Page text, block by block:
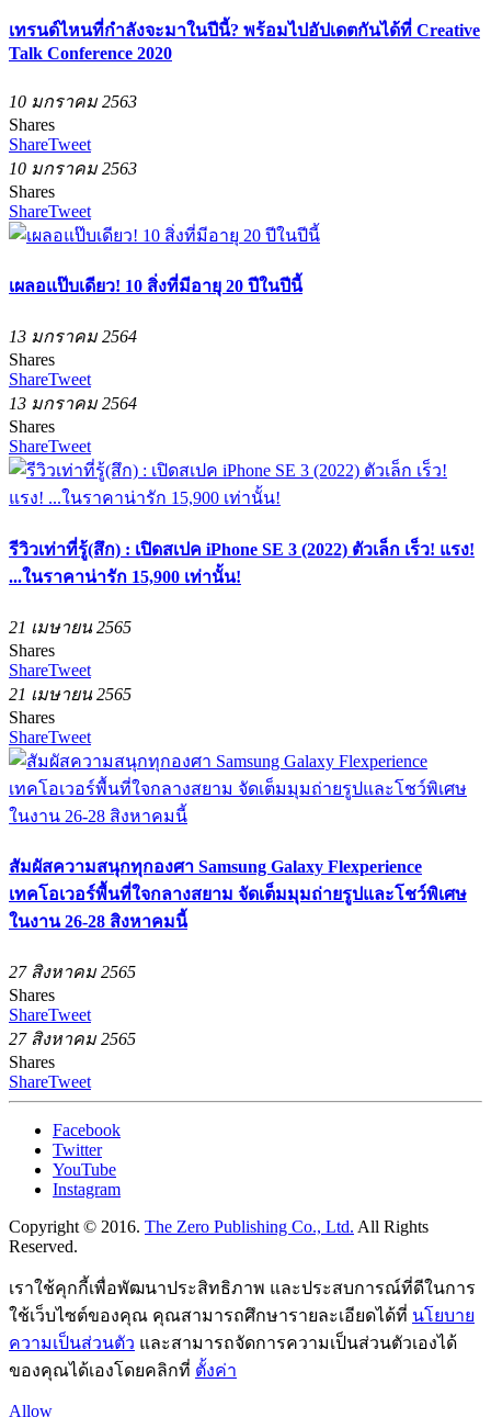
เทรนด์ไหนที่กำลังจะมาในปีนี้? พร้อมไปอัปเดตกันได้ที่ Creative
Talk Conference 2020
10 มกราคม 2563
Shares
ShareTweet
10 มกราคม 2563
Shares
ShareTweet
เผลอแป๊บเดียว! 10 สิ่งที่มีอายุ 20 ปีในปีนี้
13 มกราคม 2564
Shares
ShareTweet
13 มกราคม 2564
Shares
ShareTweet
รีวิวเท่าที่รู้(สึก) : เปิดสเปค iPhone SE 3 (2022) ตัวเล็ก เร็ว! แรง!
...ในราคาน่ารัก 15,900 เท่านั้น!
21 เมษายน 2565
Shares
ShareTweet
21 เมษายน 2565
Shares
ShareTweet
สัมผัสความสนุกทุกองศา Samsung Galaxy Flexperience
เทคโอเวอร์พื้นที่ใจกลางสยาม จัดเต็มมุมถ่ายรูปและโชว์พิเศษ
ในงาน 26-28 สิงหาคมนี้
27 สิงหาคม 2565
Shares
ShareTweet
27 สิงหาคม 2565
Shares
ShareTweet
Facebook
Twitter
YouTube
Instagram
Copyright © 2016. The Zero Publishing Co., Ltd. All Rights
Reserved.
เราใช้คุกกี้เพื่อพัฒนาประสิทธิภาพ และประสบการณ์ที่ดีในการ
ใช้เว็บไซต์ของคุณ คุณสามารถศึกษารายละเอียดได้ที่ นโยบาย
ความเป็นส่วนตัว และสามารถจัดการความเป็นส่วนตัวเองได้
ของคุณได้เองโดยคลิกที่ ตั้งค่า
Allow